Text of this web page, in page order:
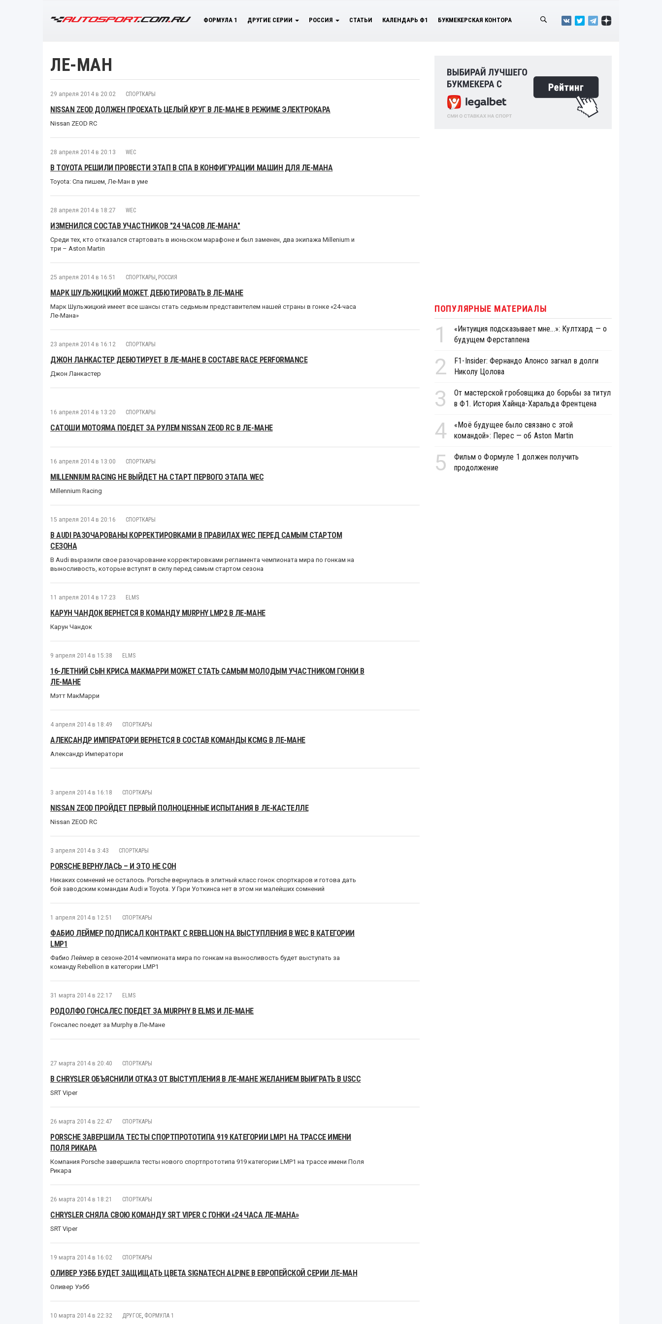
ФОРМУЛА 1 ДРУГИЕ СЕРИИ РОССИЯ СТАТЬИ КАЛЕНДАРЬ Ф1 БУКМЕКЕРСКАЯ КОНТОРА
ЛЕ-МАН
29 апреля 2014 в 20:02 СПОРТКАРЫ
NISSAN ZEOD ДОЛЖЕН ПРОЕХАТЬ ЦЕЛЫЙ КРУГ В ЛЕ-МАНЕ В РЕЖИМЕ ЭЛЕКТРОКАРА
Nissan ZEOD RC
28 апреля 2014 в 20:13 WEC
В TOYOTA РЕШИЛИ ПРОВЕСТИ ЭТАП В СПА В КОНФИГУРАЦИИ МАШИН ДЛЯ ЛЕ-МАНА
Toyota: Спа пишем, Ле-Ман в уме
28 апреля 2014 в 18:27 WEC
ИЗМЕНИЛСЯ СОСТАВ УЧАСТНИКОВ "24 ЧАСОВ ЛЕ-МАНА"
Среди тех, кто отказался стартовать в июньском марафоне и был заменен, два экипажа Millenium и
три – Aston Martin
25 апреля 2014 в 16:51 СПОРТКАРЫ РОССИЯ
МАРК ШУЛЬЖИЦКИЙ МОЖЕТ ДЕБЮТИРОВАТЬ В ЛЕ-МАНЕ
Марк Шульжицкий имеет все шансы стать седьмым представителем нашей страны в гонке «24-часа
Ле-Мана»
23 апреля 2014 в 16:12 СПОРТКАРЫ
ДЖОН ЛАНКАСТЕР ДЕБЮТИРУЕТ В ЛЕ-МАНЕ В СОСТАВЕ RACE PERFORMANCE
Джон Ланкастер
16 апреля 2014 в 13:20 СПОРТКАРЫ
САТОШИ МОТОЯМА ПОЕДЕТ ЗА РУЛЕМ NISSAN ZEOD RC В ЛЕ-МАНЕ
16 апреля 2014 в 13:00 СПОРТКАРЫ
MILLENNIUM RACING НЕ ВЫЙДЕТ НА СТАРТ ПЕРВОГО ЭТАПА WEC
Millennium Racing
15 апреля 2014 в 20:16 СПОРТКАРЫ
В AUDI РАЗОЧАРОВАНЫ КОРРЕКТИРОВКАМИ В ПРАВИЛАХ WEC ПЕРЕД САМЫМ СТАРТОМ
СЕЗОНА
В Audi выразили свое разочарование корректировками регламента чемпионата мира по гонкам на
выносливость, которые вступят в силу перед самым стартом сезона
11 апреля 2014 в 17:23 ELMS
КАРУН ЧАНДОК ВЕРНЕТСЯ В КОМАНДУ MURPHY LMP2 В ЛЕ-МАНЕ
Карун Чандок
9 апреля 2014 в 15:38 ELMS
16-ЛЕТНИЙ СЫН КРИСА МАКМАРРИ МОЖЕТ СТАТЬ САМЫМ МОЛОДЫМ УЧАСТНИКОМ ГОНКИ В
ЛЕ-МАНЕ
Мэтт МакМарри
4 апреля 2014 в 18:49 СПОРТКАРЫ
АЛЕКСАНДР ИМПЕРАТОРИ ВЕРНЕТСЯ В СОСТАВ КОМАНДЫ KCMG В ЛЕ-МАНЕ
Александр Императори
3 апреля 2014 в 16:18 СПОРТКАРЫ
NISSAN ZEOD ПРОЙДЕТ ПЕРВЫЙ ПОЛНОЦЕННЫЕ ИСПЫТАНИЯ В ЛЕ-КАСТЕЛЛЕ
Nissan ZEOD RC
3 апреля 2014 в 3:43 СПОРТКАРЫ
PORSCHE ВЕРНУЛАСЬ – И ЭТО НЕ СОН
Никаких сомнений не осталось. Porsche вернулась в элитный класс гонок спорткаров и готова дать
бой заводским командам Audi и Toyota. У Гэри Уоткинса нет в этом ни малейших сомнений
1 апреля 2014 в 12:51 СПОРТКАРЫ
ФАБИО ЛЕЙМЕР ПОДПИСАЛ КОНТРАКТ С REBELLION НА ВЫСТУПЛЕНИЯ В WEC В КАТЕГОРИИ
LMP1
Фабио Леймер в сезоне-2014 чемпионата мира по гонкам на выносливость будет выступать за
команду Rebellion в категории LMP1
31 марта 2014 в 22:17 ELMS
РОДОЛФО ГОНСАЛЕС ПОЕДЕТ ЗА MURPHY В ELMS И ЛЕ-МАНЕ
Гонсалес поедет за Murphy в Ле-Мане
27 марта 2014 в 20:40 СПОРТКАРЫ
В CHRYSLER ОБЪЯСНИЛИ ОТКАЗ ОТ ВЫСТУПЛЕНИЯ В ЛЕ-МАНЕ ЖЕЛАНИЕМ ВЫИГРАТЬ В USCC
SRT Viper
26 марта 2014 в 22:47 СПОРТКАРЫ
PORSCHE ЗАВЕРШИЛА ТЕСТЫ СПОРТПРОТОТИПА 919 КАТЕГОРИИ LMP1 НА ТРАССЕ ИМЕНИ
ПОЛЯ РИКАРА
Компания Porsche завершила тесты нового спортпрототипа 919 категории LMP1 на трассе имени Поля
Рикара
26 марта 2014 в 18:21 СПОРТКАРЫ
CHRYSLER СНЯЛА СВОЮ КОМАНДУ SRT VIPER С ГОНКИ «24 ЧАСА ЛЕ-МАНА»
SRT Viper
19 марта 2014 в 16:02 СПОРТКАРЫ
ОЛИВЕР УЭББ БУДЕТ ЗАЩИЩАТЬ ЦВЕТА SIGNATECH ALPINE В ЕВРОПЕЙСКОЙ СЕРИИ ЛЕ-МАН
Оливер Уэбб
10 марта 2014 в 22:32 ДРУГОЕ ФОРМУЛА 1
ПОПУЛЯРНЫЕ МАТЕРИАЛЫ
1
«Интуиция подсказывает мне...»: Култхард — о
будущем Ферстаппена
2
F1-Insider: Фернандо Алонсо загнал в долги
Николу Цолова
3
От мастерской гробовщика до борьбы за титул
в Ф1. История Хайнца-Харальда Френтцена
4
«Моё будущее было связано с этой
командой»: Перес — об Aston Martin
5
Фильм о Формуле 1 должен получить
продолжение